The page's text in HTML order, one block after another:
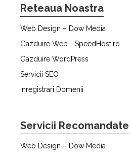
Reteaua Noastra
Web Design – Dow Media
Gazduire Web - SpeedHost.ro
Gazduire WordPress
Servicii SEO
Inregistrari Domenii
Servicii Recomandate
Web Design – Dow Media